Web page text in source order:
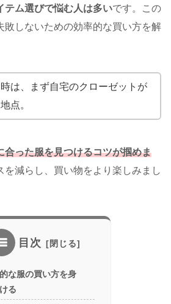
テム選びで悩む人は多いです。この
敗しないための効率的な買い方を解
は、まず自宅のクローゼットが
点。
合った服を見つけるコツが掴めま
を減らし、買い物をより楽しみまし
目次
な服の買い方を身
る